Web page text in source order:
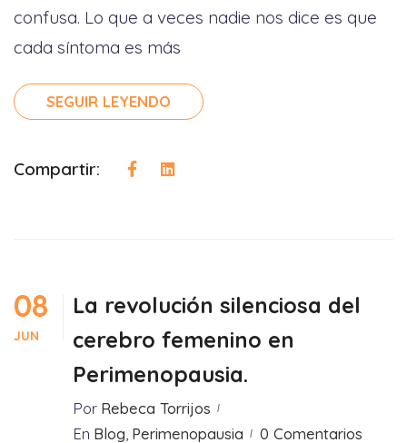
confusa. Lo que a veces nadie nos dice es que
cada síntoma es más
SEGUIR LEYENDO
Compartir:
08
JUN
La revolución silenciosa del
cerebro femenino en
Perimenopausia.
Por Rebeca Torrijos
En Blog, Perimenopausia 0 Comentarios